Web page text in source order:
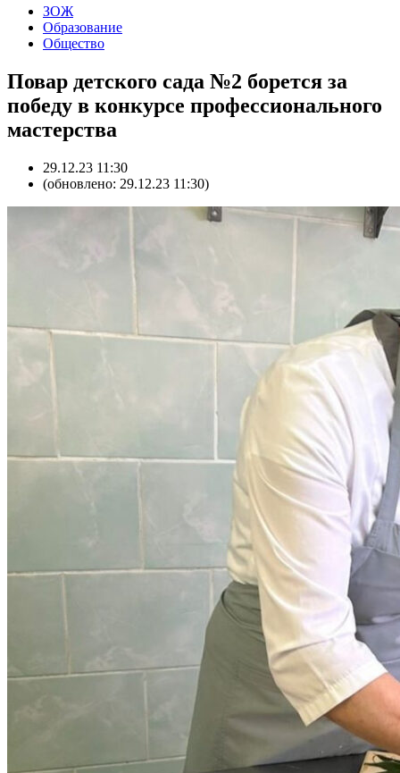
ЗОЖ
Образование
Общество
Повар детского сада №2 борется за
победу в конкурсе профессионального
мастерства
29.12.23 11:30
(обновлено: 29.12.23 11:30)